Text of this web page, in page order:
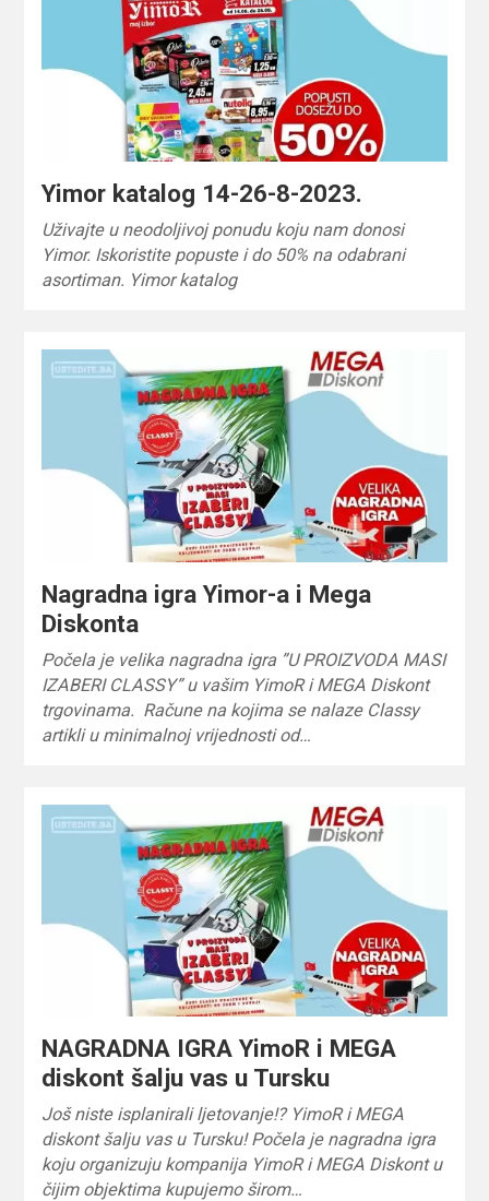
Yimor katalog 14-26-8-2023.
Uživajte u neodoljivoj ponudu koju nam donosi
Yimor. Iskoristite popuste i do 50% na odabrani
asortiman. Yimor katalog
Nagradna igra Yimor-a i Mega
Diskonta
Počela je velika nagradna igra ”U PROIZVODA MASI
IZABERI CLASSY” u vašim YimoR i MEGA Diskont
trgovinama. Račune na kojima se nalaze Classy
artikli u minimalnoj vrijednosti od…
NAGRADNA IGRA YimoR i MEGA
diskont šalju vas u Tursku
Još niste isplanirali ljetovanje!? YimoR i MEGA
diskont šalju vas u Tursku! Počela je nagradna igra
koju organizuju kompanija YimoR i MEGA Diskont u
čijim objektima kupujemo širom…